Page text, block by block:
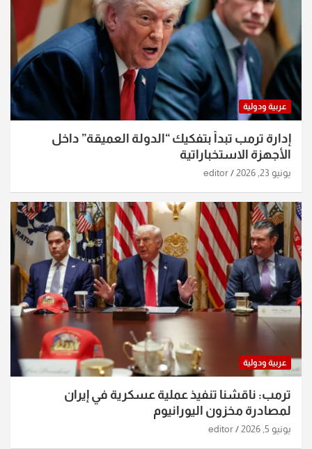
عربية ودولية
إدارة ترمب تبدأ بتفكيك “الدولة العميقة” داخل
الأجهزة الاستخباراتية
يونيو 23, 2026 editor
عربية ودولية
ترمب: ناقشنا تنفيذ عملية عسكرية في إيران
لمصادرة مخزون اليورانيوم
يونيو 5, 2026 editor